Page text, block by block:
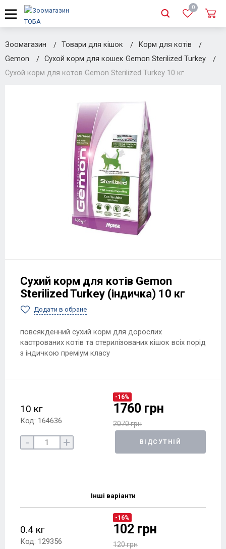
0
Зоомагазин Товари для кішок
Корм для котів
Gemon
Сухой корм для кошек Gemon Sterilized Turkey
Сухой корм для котов Gemon Sterilized Turkey 10 кг
Сухий корм для котів Gemon
Sterilized Turkey (індичка) 10 кг
Додати в обране
повсякденний сухий корм для дорослих
кастрованих котів та стерилізованих кішок всіх порід
з індичкою преміум класу
10 кг
Код: 164636
-16%
1760 грн
2070 грн
- + ВІДСУТНІЙ
Інші варіанти
0.4 кг
Код: 129356
-16%
102 грн
120 грн